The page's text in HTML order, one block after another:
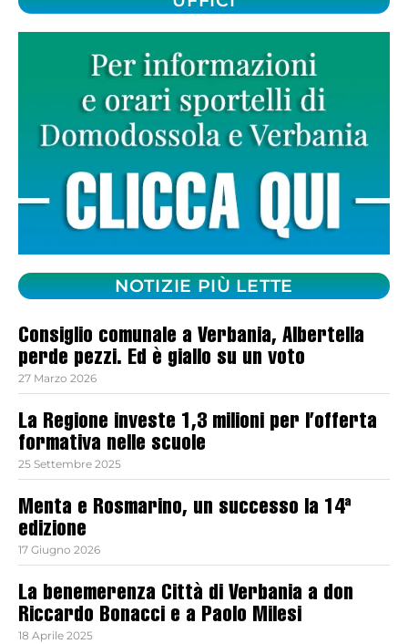
NOTIZIE PIÙ LETTE
Consiglio comunale a Verbania, Albertella
perde pezzi. Ed è giallo su un voto
27 Marzo 2026
La Regione investe 1,3 milioni per l’offerta
formativa nelle scuole
25 Settembre 2025
Menta e Rosmarino, un successo la 14ª
edizione
17 Giugno 2026
La benemerenza Città di Verbania a don
Riccardo Bonacci e a Paolo Milesi
18 Aprile 2025